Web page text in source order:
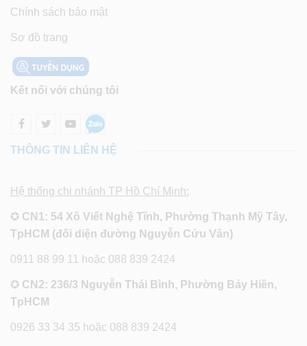
Chính sách bảo mật
Sơ đồ trang
Kết nối với chúng tôi
THÔNG TIN LIÊN HỆ
Hệ thống chi nhánh TP Hồ Chí Minh:
✪ CN1: 54 Xô Viết Nghệ Tĩnh, Phường Thạnh Mỹ Tây,
TpHCM (đối diện đường Nguyễn Cửu Vân)
0911 88 99 11 hoặc 088 839 2424
✪ CN2: 236/3 Nguyễn Thái Bình, Phường Bảy Hiền,
TpHCM
0926 33 34 35 hoặc 088 839 2424